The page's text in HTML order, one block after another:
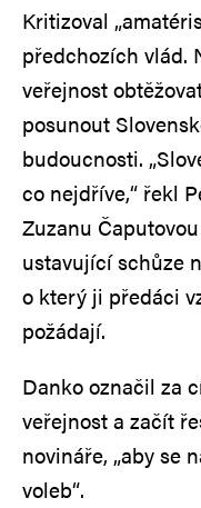
Kritizoval
předchozích vlád.
veřejnost
posunout
budoucnosti.
co nejdříve,“ řekl
Zuzanu
ustavující schůze
o který ji předáci
požádají.
Danko označil za
veřejnost a začít
novináře, „aby se
voleb“.